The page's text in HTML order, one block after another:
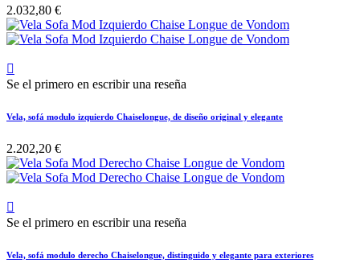
2.032,80 €

Se el primero en escribir una reseña
Vela, sofá modulo izquierdo Chaiselongue, de diseño original y elegante
2.202,20 €

Se el primero en escribir una reseña
Vela, sofá modulo derecho Chaiselongue, distinguido y elegante para exteriores